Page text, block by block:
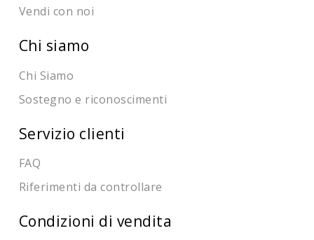
Vendi con noi
Chi siamo
Chi Siamo
Sostegno e riconoscimenti
Servizio clienti
FAQ
Riferimenti da controllare
Condizioni di vendita